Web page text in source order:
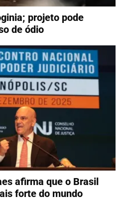
projeto pode
de ódio
afirma que o Brasil
forte do mundo